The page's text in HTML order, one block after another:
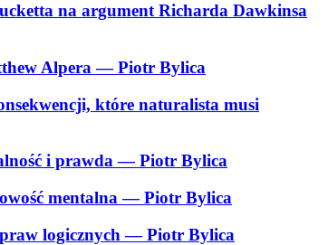
na argument Richarda Dawkinsa
Alpera— Piotr Bylica
które naturalista musi
i prawda— Piotr Bylica
mentalna— Piotr Bylica
logicznych— Piotr Bylica